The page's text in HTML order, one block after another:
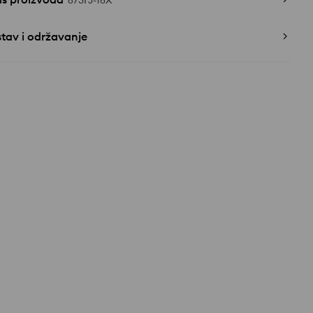
i održavanje